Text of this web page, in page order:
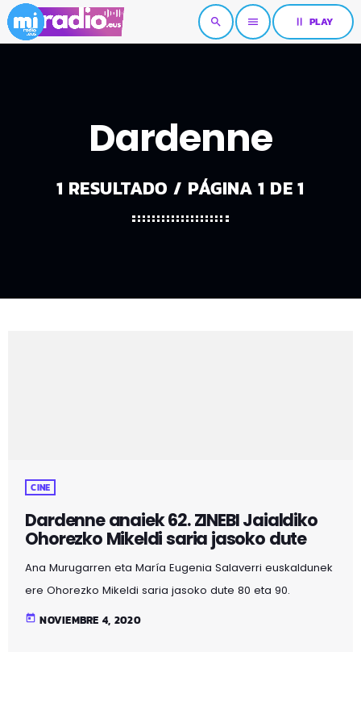
search menu pause PLAY
Dardenne
1 RESULTADO / PÁGINA 1 DE 1
CINE
Dardenne anaiek 62. ZINEBI Jaialdiko
Ohorezko Mikeldi saria jasoko dute
Ana Murugarren eta María Eugenia Salaverri euskaldunek
ere Ohorezko Mikeldi saria jasoko dute 80 eta 90.
hamarkadetan Bizkaiko zineman izandako
today NOVIEMBRE 4, 2020